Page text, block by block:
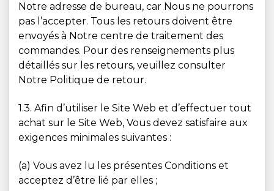
Notre adresse de bureau, car Nous ne pourrons
pas l’accepter. Tous les retours doivent être
envoyés à Notre centre de traitement des
commandes. Pour des renseignements plus
détaillés sur les retours, veuillez consulter
Notre Politique de retour.
1.3. Afin d’utiliser le Site Web et d’effectuer tout
achat sur le Site Web, Vous devez satisfaire aux
exigences minimales suivantes :
(a) Vous avez lu les présentes Conditions et
acceptez d’être lié par elles ;